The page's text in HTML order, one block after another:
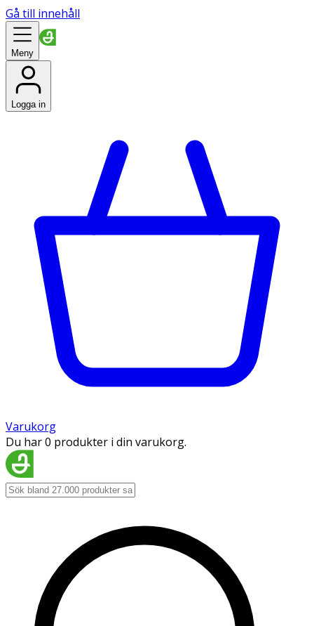
Gå till innehåll
Meny
Logga in
Varukorg
Du har 0 produkter i din varukorg.